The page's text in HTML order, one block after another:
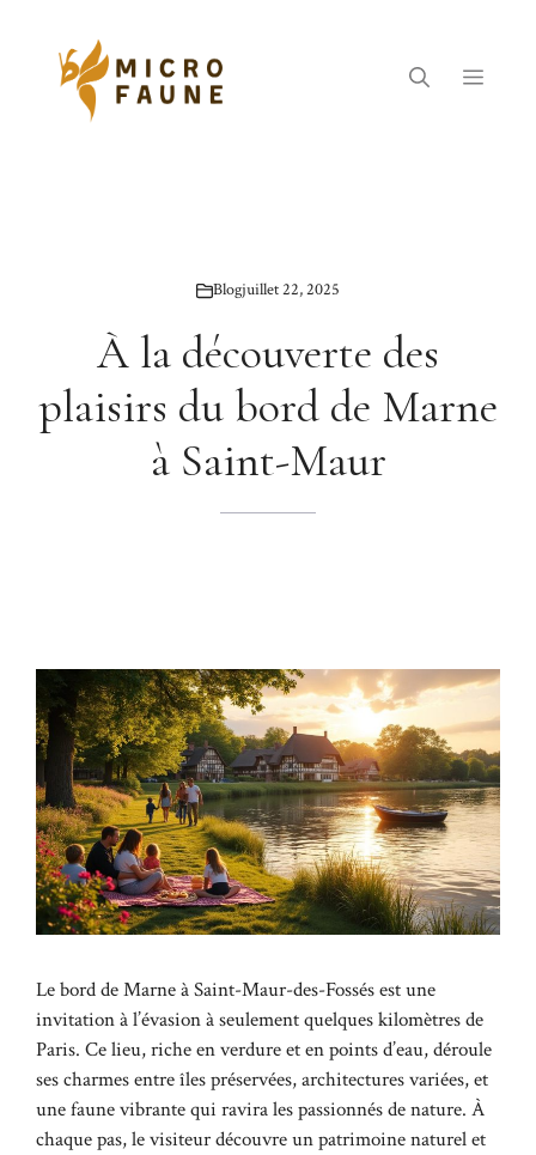
contenu
Menu
Blogjuillet 22, 2025
À la découverte des
plaisirs du bord de Marne
à Saint-Maur
Le bord de Marne à Saint-Maur-des-Fossés est une
invitation à l’évasion à seulement quelques kilomètres de
Paris. Ce lieu, riche en verdure et en points d’eau, déroule
ses charmes entre îles préservées, architectures variées, et
une faune vibrante qui ravira les passionnés de nature. À
chaque pas, le visiteur découvre un patrimoine naturel et